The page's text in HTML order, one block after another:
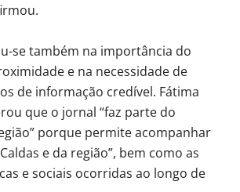
se também na importância do
e na necessidade de
de informação credível. Fátima
que o jornal “faz parte do
porque permite acompanhar
e da região”, bem como as
e sociais ocorridas ao longo de